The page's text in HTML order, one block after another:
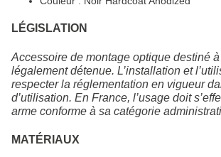
LÉGISLATION
Accessoire de montage optique destiné
légalement détenue. L’installation et
respecter la réglementation en vigueur
d’utilisation. En France, l’usage doit
arme conforme à sa catégorie
MATÉRIAUX